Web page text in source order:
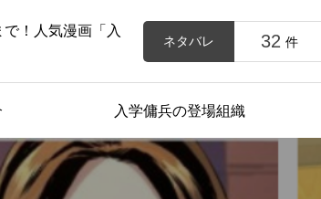
！人気漫画「入
ネタバレ 32 件
入学傭兵の登場組織